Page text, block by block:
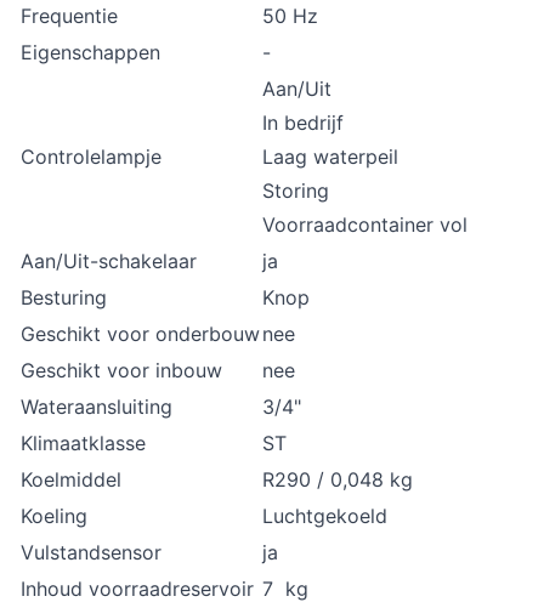
Frequentie
50 Hz
Eigenschappen
-
Controlelampje
Aan/Uit
In bedrijf
Laag waterpeil
Storing
Voorraadcontainer vol
Aan/Uit-schakelaar
ja
Besturing
Knop
Geschikt voor onderbouwnee
Geschikt voor inbouw
nee
Wateraansluiting
3/4"
Klimaatklasse
ST
Koelmiddel
R290 / 0,048 kg
Koeling
Luchtgekoeld
Vulstandsensor
ja
Inhoud voorraadreservoir 7 kg